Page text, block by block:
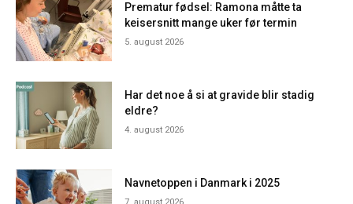
Prematur fødsel: Ramona måtte ta
keisersnitt mange uker før termin
5. august 2026
Har det noe å si at gravide blir stadig
eldre?
4. august 2026
Navnetoppen i Danmark i 2025
7. august 2026